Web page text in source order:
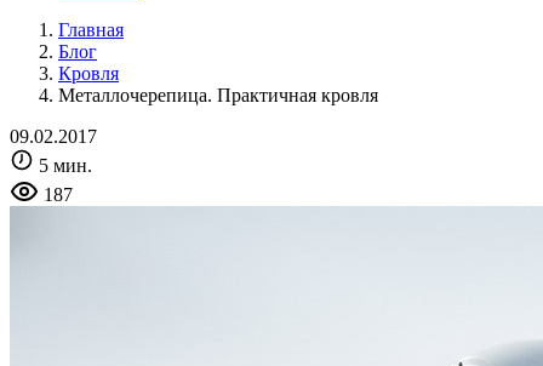
Главная
Блог
Кровля
Металлочерепица. Практичная кровля
09.02.2017
5 мин.
187